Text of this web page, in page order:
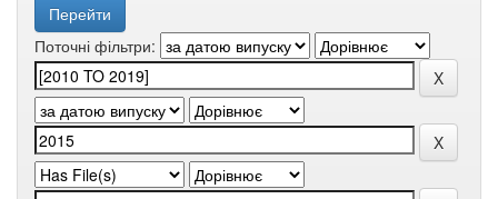
Поточні фільтри: